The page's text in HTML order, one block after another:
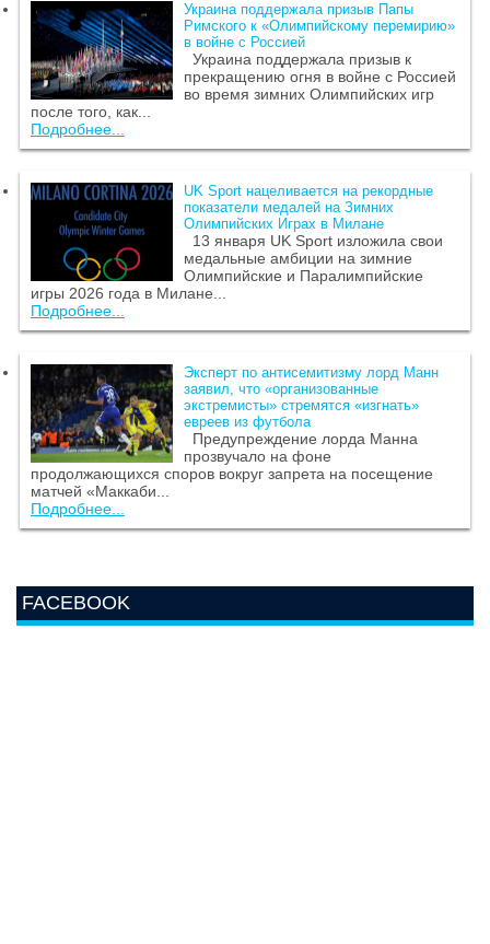
Украина поддержала призыв Папы
Римского к «Олимпийскому перемирию»
в войне с Россией
Украина поддержала призыв к
прекращению огня в войне с Россией
во время зимних Олимпийских игр
после того, как...
Подробнее...
UK Sport нацеливается на рекордные
показатели медалей на Зимних
Олимпийских Играх в Милане
13 января UK Sport изложила свои
медальные амбиции на зимние
Олимпийские и Паралимпийские
игры 2026 года в Милане...
Подробнее...
Эксперт по антисемитизму лорд Манн
заявил, что «организованные
экстремисты» стремятся «изгнать»
евреев из футбола
Предупреждение лорда Манна
прозвучало на фоне
продолжающихся споров вокруг запрета на посещение
матчей «Маккаби...
Подробнее...
FACEBOOK